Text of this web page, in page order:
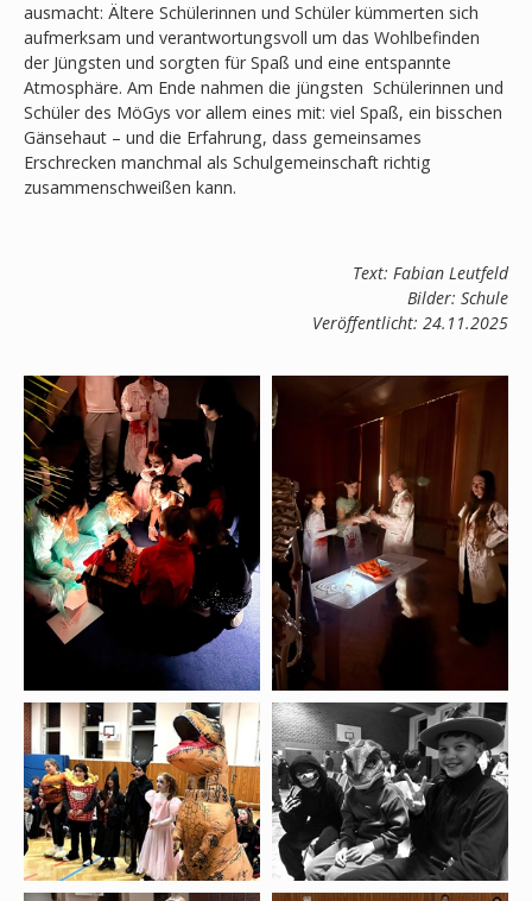
ausmacht: Ältere Schülerinnen und Schüler kümmerten sich
aufmerksam und verantwortungsvoll um das Wohlbefinden
der Jüngsten und sorgten für Spaß und eine entspannte
Atmosphäre. Am Ende nahmen die jüngsten Schülerinnen und
Schüler des MöGys vor allem eines mit: viel Spaß, ein bisschen
Gänsehaut – und die Erfahrung, dass gemeinsames
Erschrecken manchmal als Schulgemeinschaft richtig
zusammenschweißen kann.
Text: Fabian Leutfeld
Bilder: Schule
Veröffentlicht: 24.11.2025